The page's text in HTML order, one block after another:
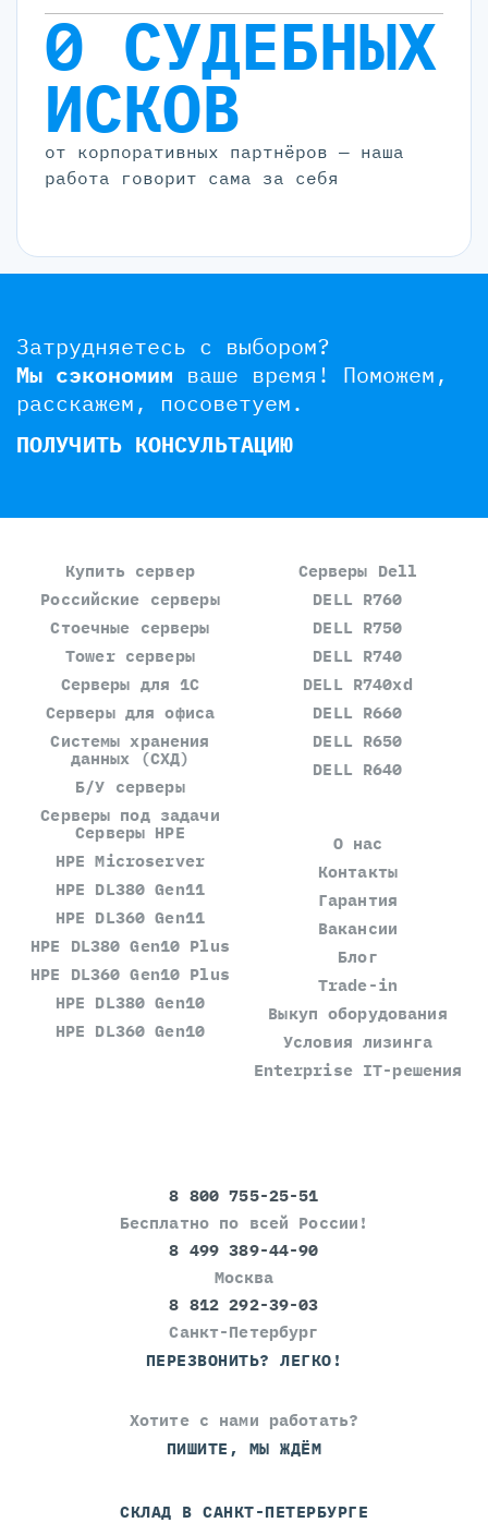
0 СУДЕБНЫХ
ИСКОВ
от корпоративных партнёров — наша
работа говорит сама за себя
Затрудняетесь с выбором?
Мы сэкономим ваше время! Поможем,
расскажем, посоветуем.
ПОЛУЧИТЬ КОНСУЛЬТАЦИЮ
Купить сервер
Российские серверы
Стоечные серверы
Tower серверы
Серверы для 1С
Серверы для офиса
Системы хранения
данных (СХД)
Б/У серверы
Серверы под задачи
Серверы Dell
DELL R760
DELL R750
DELL R740
DELL R740xd
DELL R660
DELL R650
DELL R640
Серверы HPE
HPE Microserver
HPE DL380 Gen11
HPE DL360 Gen11
HPE DL380 Gen10 Plus
HPE DL360 Gen10 Plus
HPE DL380 Gen10
HPE DL360 Gen10
О нас
Контакты
Гарантия
Вакансии
Блог
Trade-in
Выкуп оборудования
Условия лизинга
Enterprise IT-решения
8 800 755-25-51
Бесплатно по всей России!
8 499 389-44-90
Москва
8 812 292-39-03
Санкт-Петербург
ПЕРЕЗВОНИТЬ? ЛЕГКО!
Хотите с нами работать?
ПИШИТЕ, МЫ ЖДЁМ
СКЛАД В САНКТ-ПЕТЕРБУРГЕ